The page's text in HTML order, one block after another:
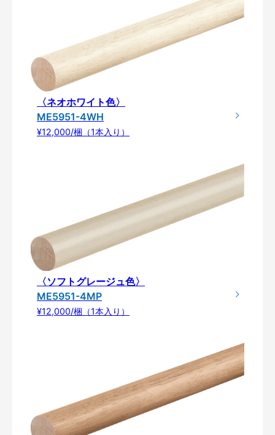
〈ネオホワイト色〉
ME5951-4WH
¥12,000/梱（1本入り）
〈ソフトグレージュ色〉
ME5951-4MP
¥12,000/梱（1本入り）